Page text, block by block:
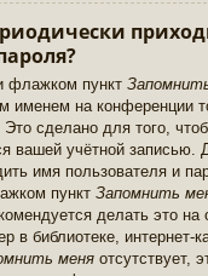
флажком пункт
именем на конференции
сделано для того,
вашей учётной записью.
имя пользователя и
пункт Запомнить
делать это на
в библиотеке, интернет-
меня отсутствует,